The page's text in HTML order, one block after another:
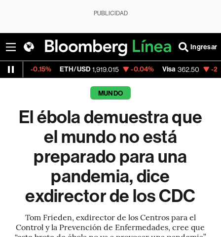
PUBLICIDAD
Ingresar
ETH/USD 1,919.015 -0.04% Visa 362.50 -2.15%
MUNDO
El ébola demuestra que
el mundo no está
preparado para una
pandemia, dice
exdirector de los CDC
Tom Frieden, exdirector de los Centros para el
Control y la Prevención de Enfermedades, cree que